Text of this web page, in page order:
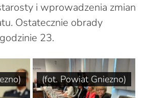
i wprowadzenia zmian
Ostatecznie obrady
23.
(fot. Powiat Gniezno)